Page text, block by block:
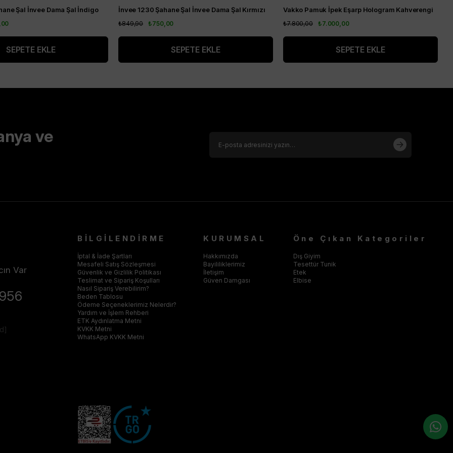
Şal İnvee Dama Şal İndigo
SEPETE EKLE
İnvee 1230 Şahane Şal İnvee Dama Şal Kırmızı
₺750,00
₺849,90
SEPETE EKLE
Vakko Pamuk İpek Eşarp Hologram Kahverengi
₺7.000,00
₺7.800,00
SEPETE EKLE
ve
Var
BİLGİLENDİRME
İptal & İade Şartları
Mesafeli Satış Sözleşmesi
Güvenlik ve Gizlilik Politikası
Teslimat ve Sipariş Koşulları
Nasıl Sipariş Verebilirim?
Beden Tablosu
Ödeme Seçeneklerimiz Nelerdir?
Yardım ve İşlem Rehberi
ETK Aydınlatma Metni
KVKK Metni
WhatsApp KVKK Metni
KURUMSAL
Hakkımızda
Bayililiklerimiz
İletişim
Güven Damgası
Öne Çıkan Kategoriler
Dış Giyim
Tesettür Tunik
Etek
Elbise